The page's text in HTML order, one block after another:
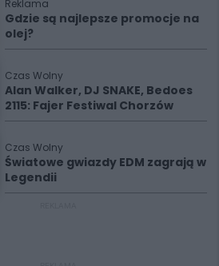
Reklama
Gdzie są najlepsze promocje na
olej?
Czas Wolny
Alan Walker, DJ SNAKE, Bedoes
2115: Fajer Festiwal Chorzów
Czas Wolny
Światowe gwiazdy EDM zagrają w
Legendii